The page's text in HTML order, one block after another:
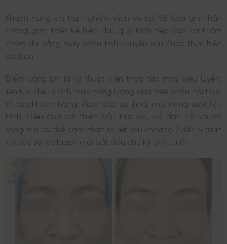
Khách hàng khi trải nghiệm dịch vụ tại YB Spa ghi nhận
không gian thiết kế hiện đại, quy trình tiếp đón và thăm
khám da bằng máy phân tích chuyên sâu được thực hiện
bài bản.
Điểm cộng lớn là kỹ thuật viên thao tác máy điêu luyện,
liên tục điều chỉnh mức năng lượng dựa trên phản hồi thực
tế của khách hàng, đảm bảo sự thoải mái trong suốt liệu
trình. Hiệu quả cải thiện cấu trúc da, độ đàn hồi và độ
sáng mịn có thể cảm nhận rõ rệt sau khoảng 2 đến 4 tuần
khi các sợi collagen mới bắt đầu chu kỳ phát triển.